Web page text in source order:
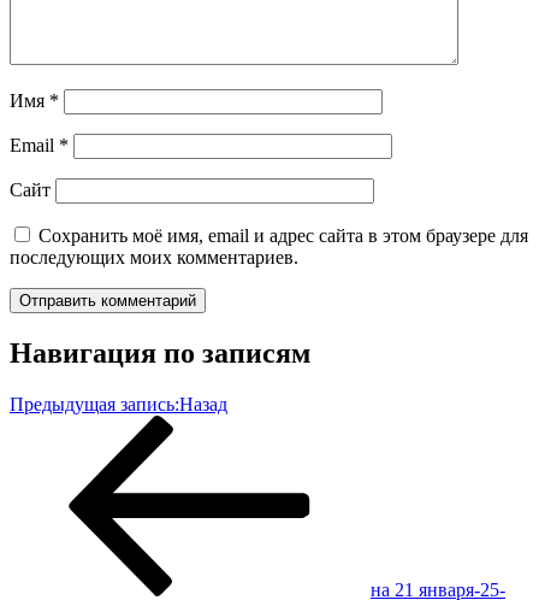
Имя *
Email *
Сайт
Сохранить моё имя, email и адрес сайта в этом браузере для
последующих моих комментариев.
Навигация по записям
Предыдущая запись:Назад
на 21 января-25-